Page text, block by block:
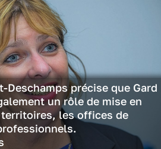
Deschamps précise que Gard
un rôle de mise en
les offices de